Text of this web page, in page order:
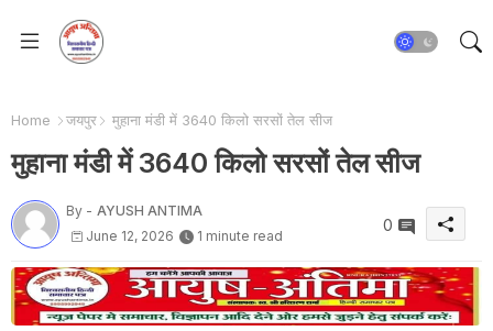
Home जयपुर मुहाना मंडी में 3640 किलो सरसों तेल सीज
मुहाना मंडी में 3640 किलो सरसों तेल सीज
By - AYUSH ANTIMA
June 12, 2026
1 minute read
0